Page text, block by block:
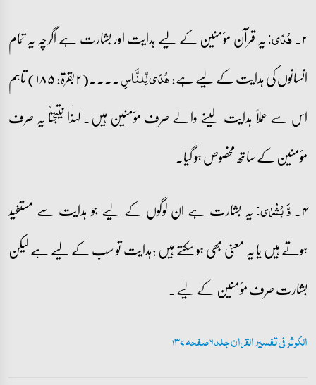
۲۔ ہُدًی:یہ قرآن مؤمنین کے لیے ہدایت اور بشارت ہے اگرچہ یہ تمام
انسانوں کی ہدایت کے لیے ہے:ہُدًی لِّلنَّاسِ
۔۔۔۔(۲ بقرۃ: ۱۸۵) تاہم
اس سے عملاً ہدایت لینے والے صرف مؤمنین ہیں۔ لہٰذا نتیجتاً یہ صرف
مؤمنین کے ساتھ مخصوص ہو گیا۔
۴۔ وَّ بُشۡرٰی:یہ بشارت ہے ان لوگوں کے لیے جو ہدایت سے مستفید
ہوتے ہیں یا یہ معنی بھی ہو سکتے ہیں :ہدایت تو سب کے لیے ہے لیکن
بشارت صرف مؤمنین کے لیے۔
الکوثر فی تفسیر القران جلد 6 صفحہ 137